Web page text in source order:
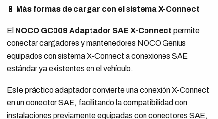
🔋 Más formas de cargar con el sistema X-Connect
El NOCO GC009 Adaptador SAE X-Connect permite
conectar cargadores y mantenedores NOCO Genius
equipados con sistema X-Connect a conexiones SAE
estándar ya existentes en el vehículo.
Este práctico adaptador convierte una conexión X-Connect
en un conector SAE, facilitando la compatibilidad con
instalaciones previamente equipadas con conectores SAE,